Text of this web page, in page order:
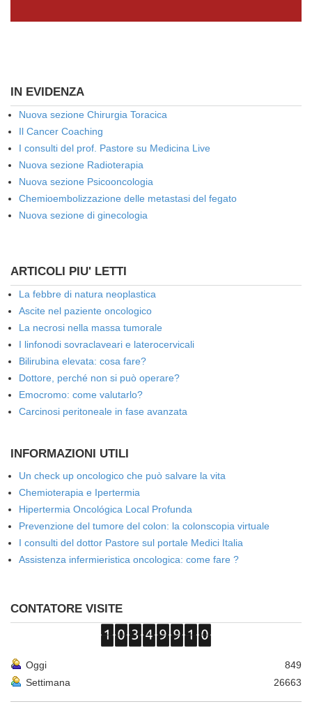
IN EVIDENZA
Nuova sezione Chirurgia Toracica
Il Cancer Coaching
I consulti del prof. Pastore su Medicina Live
Nuova sezione Radioterapia
Nuova sezione Psicooncologia
Chemioembolizzazione delle metastasi del fegato
Nuova sezione di ginecologia
ARTICOLI PIU' LETTI
La febbre di natura neoplastica
Ascite nel paziente oncologico
La necrosi nella massa tumorale
I linfonodi sovraclaveari e laterocervicali
Bilirubina elevata: cosa fare?
Dottore, perché non si può operare?
Emocromo: come valutarlo?
Carcinosi peritoneale in fase avanzata
INFORMAZIONI UTILI
Un check up oncologico che può salvare la vita
Chemioterapia e Ipertermia
Hipertermia Oncológica Local Profunda
Prevenzione del tumore del colon: la colonscopia virtuale
I consulti del dottor Pastore sul portale Medici Italia
Assistenza infermieristica oncologica: come fare ?
CONTATORE VISITE
Oggi
849
Settimana
26663